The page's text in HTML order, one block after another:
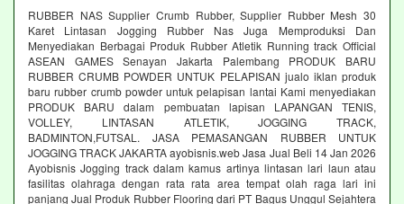
RUBBER NAS Supplier Crumb Rubber, Supplier Rubber Mesh 30
Karet Lintasan Jogging Rubber Nas Juga Memproduksi Dan
Menyediakan Berbagai Produk Rubber Atletik Running track Official
ASEAN GAMES Senayan Jakarta Palembang PRODUK BARU
RUBBER CRUMB POWDER UNTUK PELAPISAN jualo iklan produk
baru rubber crumb powder untuk pelapisan lantai Kami menyediakan
PRODUK BARU dalam pembuatan lapisan LAPANGAN TENIS,
VOLLEY, LINTASAN ATLETIK, JOGGING TRACK,
BADMINTON,FUTSAL. JASA PEMASANGAN RUBBER UNTUK
JOGGING TRACK JAKARTA ayobisnis.web Jasa Jual Beli 14 Jan 2026
Ayobisnis Jogging track dalam kamus artinya lintasan lari laun atau
fasilitas olahraga dengan rata rata area tempat olah raga lari ini
panjang Jual Produk Rubber Flooring dari PT Bagus Unggul Sejahtera